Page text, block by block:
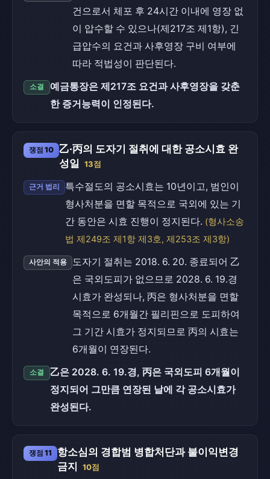
건으로서 체포 후 24시간 이내에 영장 없
이 압수할 수 있으나(제217조 제1항), 긴
급압수의 요건과 사후영장 구비 여부에
따라 적법성이 판단된다.
소결
예금통장은 제217조 요건과 사후영장을 갖춘
한 증거능력이 인정된다.
쟁점 10
乙·丙의 도자기 절취에 대한 공소시효 완
성일
13점
근거 법리
특수절도의 공소시효는 10년이고, 범인이
형사처분을 면할 목적으로 국외에 있는 기
간 동안은 시효 진행이 정지된다. (형사소송
법 제249조 제1항 제3호, 제253조 제3항)
사안의 적용
도자기 절취는 2018. 6. 20. 종료되어 乙
은 국외도피가 없으므로 2028. 6. 19.경
시효가 완성되나, 丙은 형사처분을 면할
목적으로 6개월간 필리핀으로 도피하여
그 기간 시효가 정지되므로 丙의 시효는
6개월이 연장된다.
소결
乙은 2028. 6. 19.경, 丙은 국외도피 6개월이
정지되어 그만큼 연장된 날에 각 공소시효가
완성된다.
쟁점 11
항소심의 경합범 병합처단과 불이익변경
금지
10점